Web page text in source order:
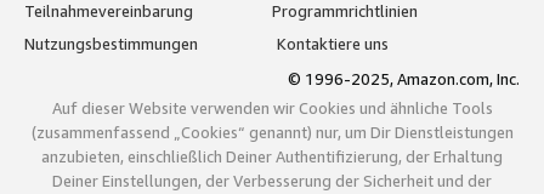
Teilnahmevereinbarung
Programmrichtlinien
Nutzungsbestimmungen
Kontaktiere uns
© 1996-2025, Amazon.com, Inc.
Auf dieser Website verwenden wir Cookies und ähnliche Tools
(zusammenfassend „Cookies“ genannt) nur, um Dir Dienstleistungen
anzubieten, einschließlich Deiner Authentifizierung, der Erhaltung
Deiner Einstellungen, der Verbesserung der Sicherheit und der